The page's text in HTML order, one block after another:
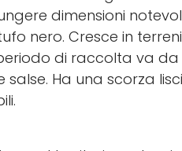
dimensioni
nero. Cresce in
di raccolta va
Ha una scorza